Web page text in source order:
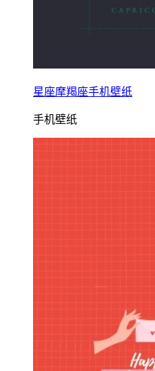
星座摩羯座手机壁纸
手机壁纸